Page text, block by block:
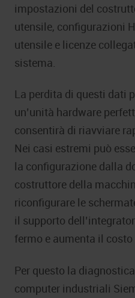
impostazioni del
utensile, configurazioni
utensile e licenze
sistema.
La perdita di questi dati
un’unità hardware
consentirà di riavviare
Nei casi estremi può
la configurazione dalla
costruttore della
riconfigurare le
il supporto
fermo e aumenta il
Per questo la
computer industriali